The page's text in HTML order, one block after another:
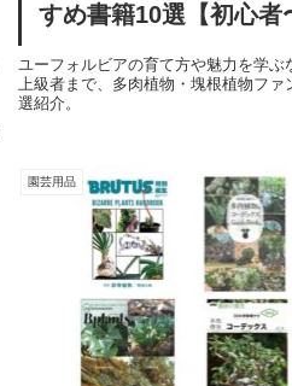
すめ書籍10選【初心者
ユーフォルビアの育て方や魅力を学ぶ
上級者まで、多肉植物・塊根植物ファ
選紹介。
園芸用品